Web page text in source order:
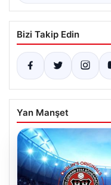
Bizi Takip Edin
Yan Manşet